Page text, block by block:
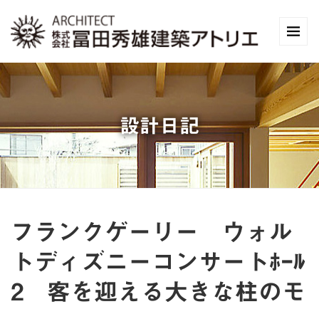
設計日記
フランクゲーリー ウォル
トディズニーコンサートﾎｰﾙ
2 客を迎える大きな柱のモ